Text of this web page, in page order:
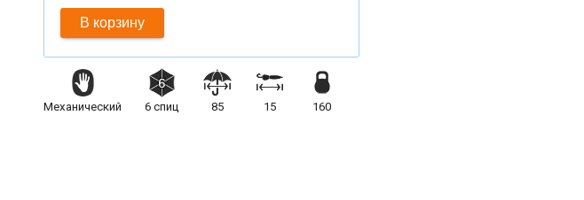
В корзину
Механический 6 спиц 85 15 160